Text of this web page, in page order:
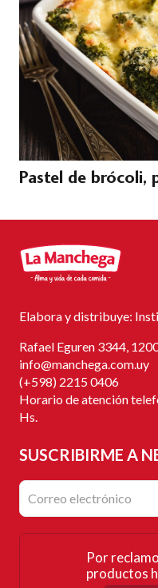
Pastel de brócoli,
Elabora y distribuye:
Rafael Eguren 3344,
info@manchega.com.uy
(+598) 2215 0406
Horario de atención
Hs.
SUSCRIBIRME A
Por
productos